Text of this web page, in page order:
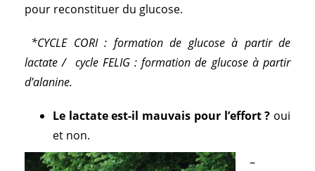
pour reconstituer du glucose.
*CYCLE CORI : formation de glucose à partir de
lactate / cycle FELIG : formation de glucose à partir
d’alanine.
Le lactate est-il mauvais pour l’effort ? oui
et non.
–